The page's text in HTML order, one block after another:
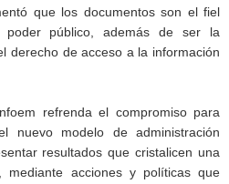
que los documentos son el fiel
poder público, además de ser la
derecho de acceso a la información
refrenda el compromiso para
nuevo modelo de administración
resultados que cristalicen una
mediante acciones y políticas que